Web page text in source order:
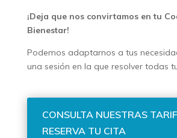
¡Deja que nos convirtamos en tu
Bienestar!
Podemos adaptarnos a tus
una sesión en la que resolver todas
CONSULTA NUESTRAS
RESERVA TU CITA